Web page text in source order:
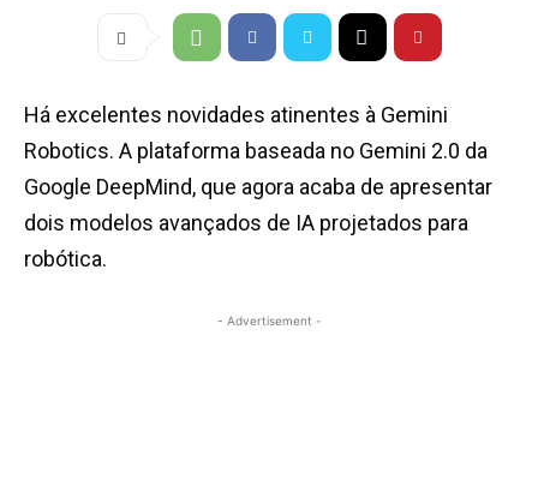
Há excelentes novidades atinentes à Gemini
Robotics. A plataforma baseada no Gemini 2.0 da
Google DeepMind, que agora acaba de apresentar
dois modelos avançados de IA projetados para
robótica.
- Advertisement -